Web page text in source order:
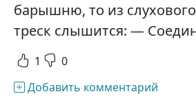
барышню, то из
треск слышится: —
1 0
Добавить комментарий